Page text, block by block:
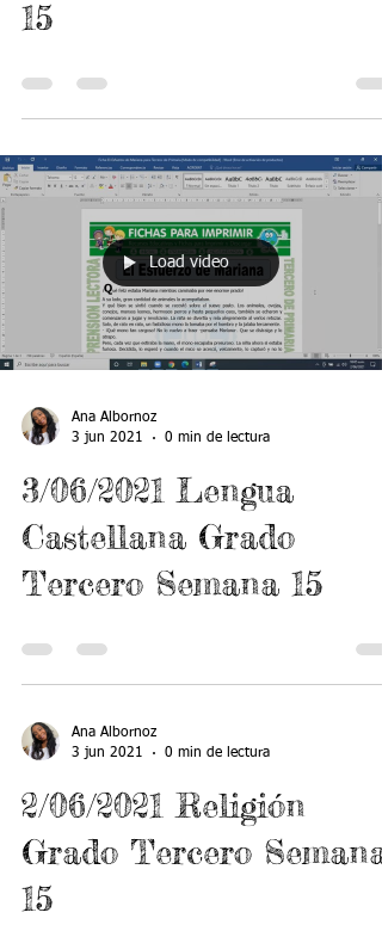
Grado Tercero Semana
15
Load video
3 jun 2021
0 min de lectura
3/06/2021 Lengua
Castellana Grado
Tercero Semana 15
3 jun 2021
0 min de lectura
2/06/2021 Religión
Grado Tercero Semana